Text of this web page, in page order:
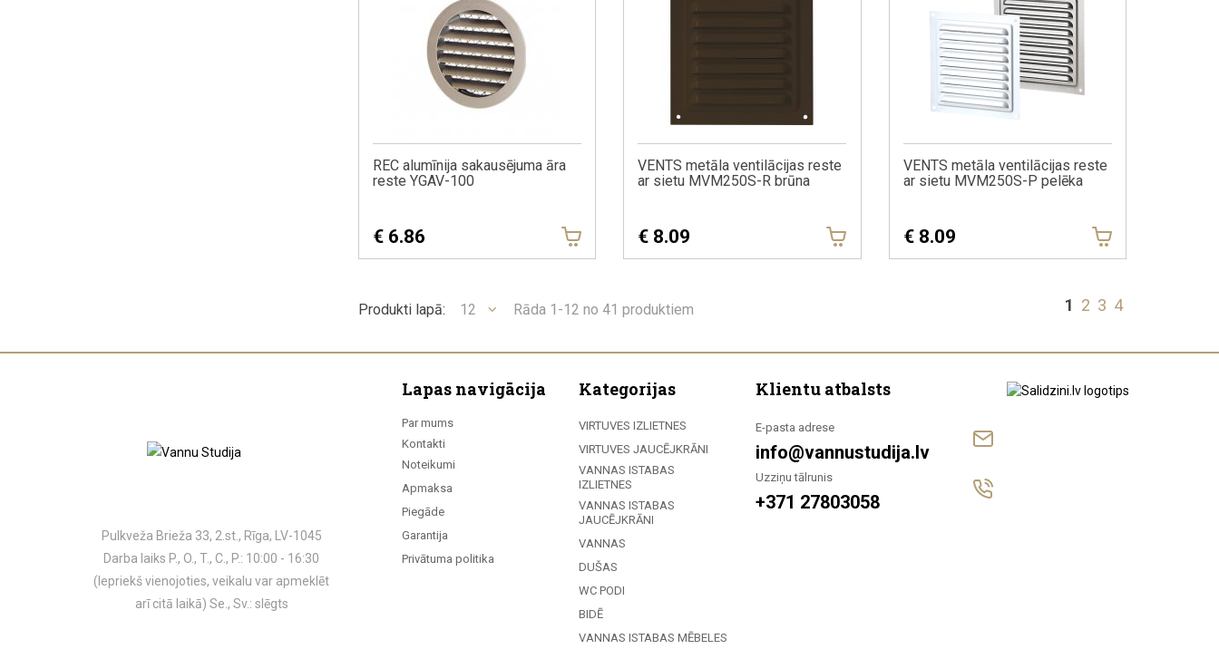
REC alumīnija sakausējuma āra
reste YGAV-100
€ 6.86
VENTS metāla ventilācijas reste
ar sietu MVM250S-R brūna
€ 8.09
VENTS metāla ventilācijas reste
ar sietu MVM250S-P pelēka
€ 8.09
Produkti lapā: 12 Rāda 1-12 no 41 produktiem 1 2 3 4
Pulkveža Brieža 33, 2.st., Rīga, LV-1045
Darba laiks P., O., T., C., P.: 10:00 - 16:30
(Iepriekš vienojoties, veikalu var apmeklēt
arī citā laikā) Se., Sv.: slēgts
Lapas navigācija
Par mums
Kontakti
Noteikumi
Apmaksa
Piegāde
Garantija
Privātuma politika
Kategorijas
VIRTUVES IZLIETNES
VIRTUVES JAUCĒJKRĀNI
VANNAS ISTABAS
IZLIETNES
VANNAS ISTABAS
JAUCĒJKRĀNI
VANNAS
DUŠAS
WC PODI
BIDĒ
VANNAS ISTABAS MĒBELES
Klientu atbalsts
E-pasta adrese
info@vannustudija.lv
Uzziņu tālrunis
+371 27803058